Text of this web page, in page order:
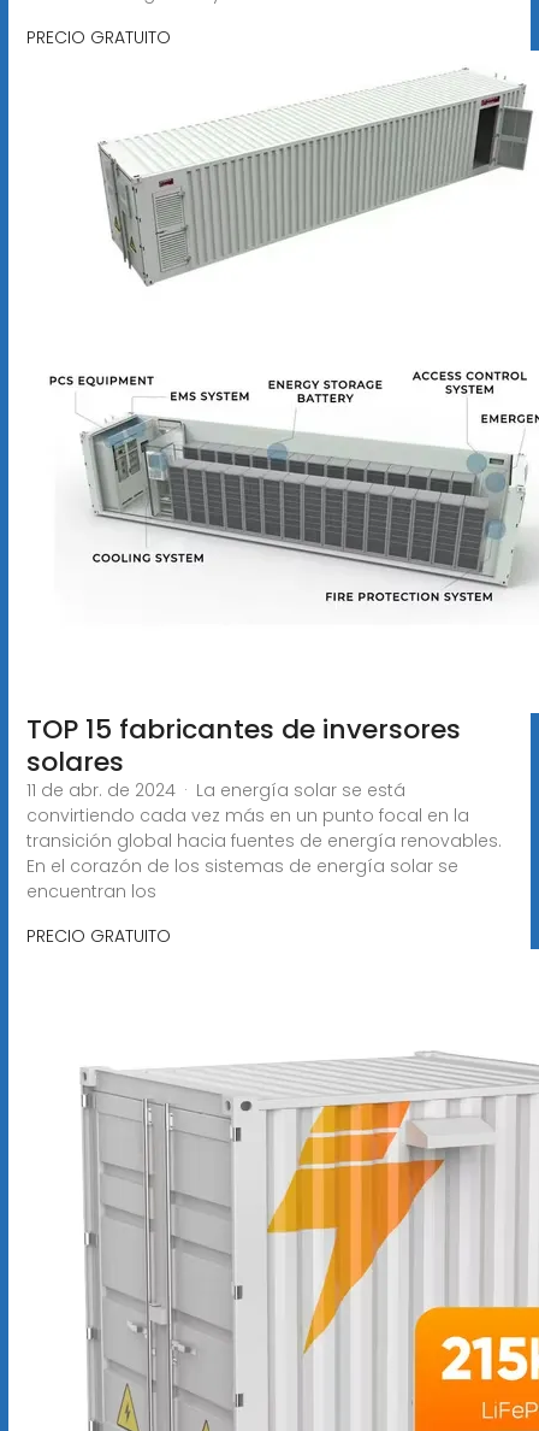
PRECIO GRATUITO
TOP 15 fabricantes de inversores
solares
11 de abr. de 2024 · La energía solar se está
convirtiendo cada vez más en un punto focal en la
transición global hacia fuentes de energía renovables.
En el corazón de los sistemas de energía solar se
encuentran los
PRECIO GRATUITO